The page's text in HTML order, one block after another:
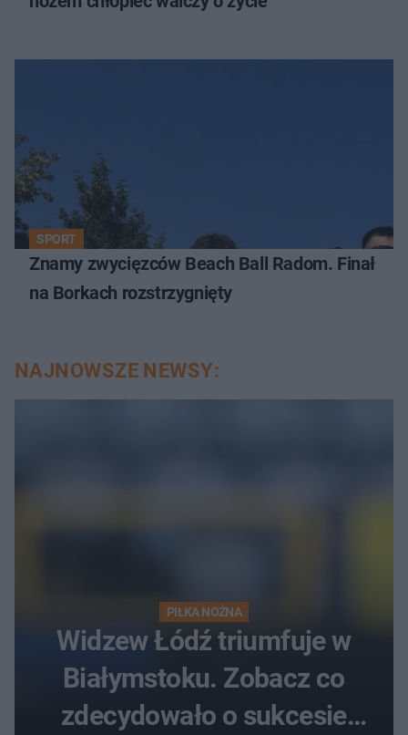
SPORT
Znamy zwycięzców Beach Ball Radom. Finał
na Borkach rozstrzygnięty
NAJNOWSZE NEWSY:
PIŁKA NOŻNA
Widzew Łódź triumfuje w
Białymstoku. Zobacz co
zdecydowało o sukcesie